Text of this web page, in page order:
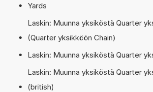
Yards
Laskin: Muunna yksiköstä Quarter
(Quarter yksikköön Chain)
Laskin: Muunna yksiköstä Quarter
Laskin: Muunna yksiköstä Quarter
(british)